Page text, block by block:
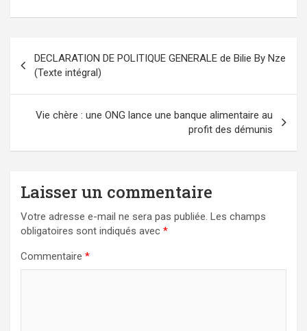
de
l’article
DECLARATION DE POLITIQUE GENERALE de Bilie By Nze
(Texte intégral)
Vie chère : une ONG lance une banque alimentaire au
profit des démunis
Laisser un commentaire
Votre adresse e-mail ne sera pas publiée. Les champs
obligatoires sont indiqués avec *
Commentaire *